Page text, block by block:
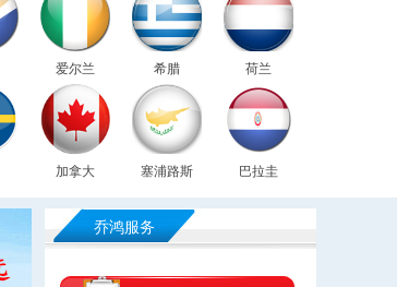
爱尔兰 希腊 荷兰
加拿大 塞浦路斯 巴拉圭
乔鸿服务